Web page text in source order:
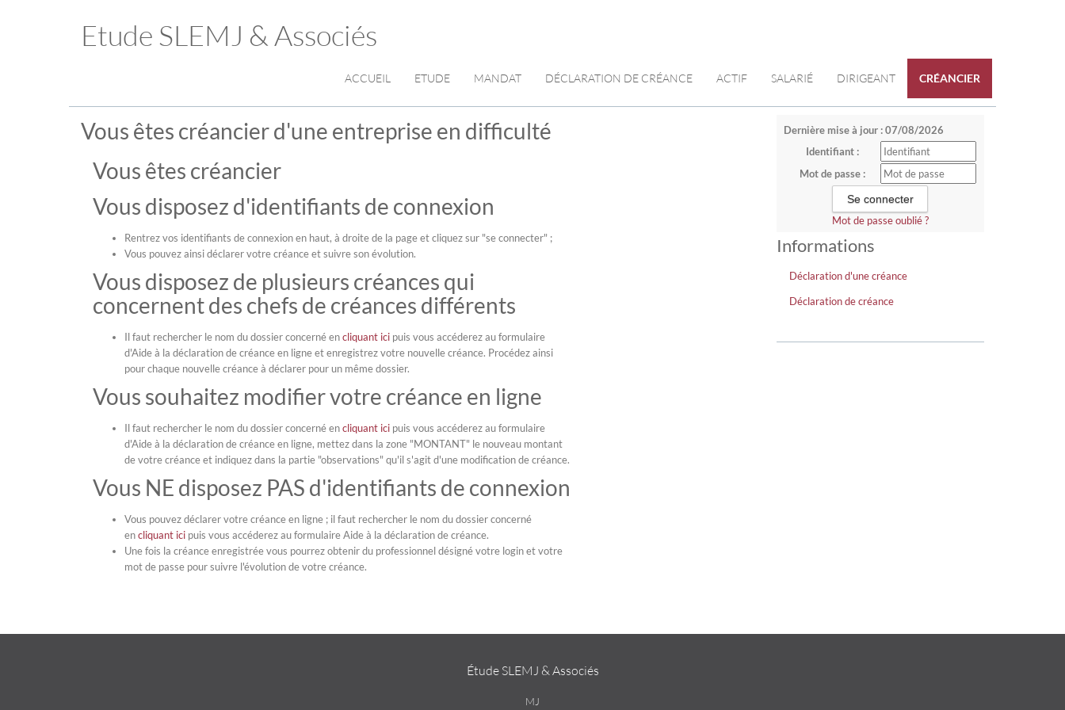
Etude SLEMJ & Associés
ACCUEIL ETUDE MANDAT DÉCLARATION DE CRÉANCE ACTIF SALARIÉ DIRIGEANT CRÉANCIER
Dernière mise à jour : 07/08/2026
Identifiant :
Mot de passe :
Mot de passe oublié ?
Informations
Déclaration d'une créance
Déclaration de créance
Vous êtes créancier d'une entreprise en difficulté
Vous êtes créancier
Vous disposez d'identifiants de connexion
Rentrez vos identifiants de connexion en haut, à droite de la page et cliquez sur "se connecter" ;
Vous pouvez ainsi déclarer votre créance et suivre son évolution.
Vous disposez de plusieurs créances qui
concernent des chefs de créances différents
Il faut rechercher le nom du dossier concerné encliquant ici puis vous accéderez au formulaire
d'Aide à la déclaration de créance en ligne et enregistrez votre nouvelle créance. Procédez ainsi
pour chaque nouvelle créance à déclarer pour un même dossier.
Vous souhaitez modifier votre créance en ligne
Il faut rechercher le nom du dossier concerné encliquant ici puis vous accéderez au formulaire
d'Aide à la déclaration de créance en ligne, mettez dans la zone "MONTANT" le nouveau montant
de votre créance et indiquez dans la partie "observations" qu'il s'agit d'une modification de créance.
Vous NE disposez PAS d'identifiants de connexion
Vous pouvez déclarer votre créance en ligne ; il faut rechercher le nom du dossier concerné
encliquant ici puis vous accéderez au formulaire Aide à la déclaration de créance.
Une fois la créance enregistrée vous pourrez obtenir du professionnel désigné votre login et votre
mot de passe pour suivre l'évolution de votre créance.
Étude SLEMJ & Associés
MJ